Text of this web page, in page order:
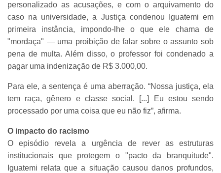
personalizado as acusações, e com o arquivamento do
caso na universidade, a Justiça condenou Iguatemi em
primeira instância, impondo-lhe o que ele chama de
"mordaça" — uma proibição de falar sobre o assunto sob
pena de multa. Além disso, o professor foi condenado a
pagar uma indenização de R$ 3.000,00.
Para ele, a sentença é uma aberração. “Nossa justiça, ela
tem raça, gênero e classe social. [...] Eu estou sendo
processado por uma coisa que eu não fiz”, afirma.
O impacto do racismo
O episódio revela a urgência de rever as estruturas
institucionais que protegem o "pacto da branquitude".
Iguatemi relata que a situação causou danos profundos,